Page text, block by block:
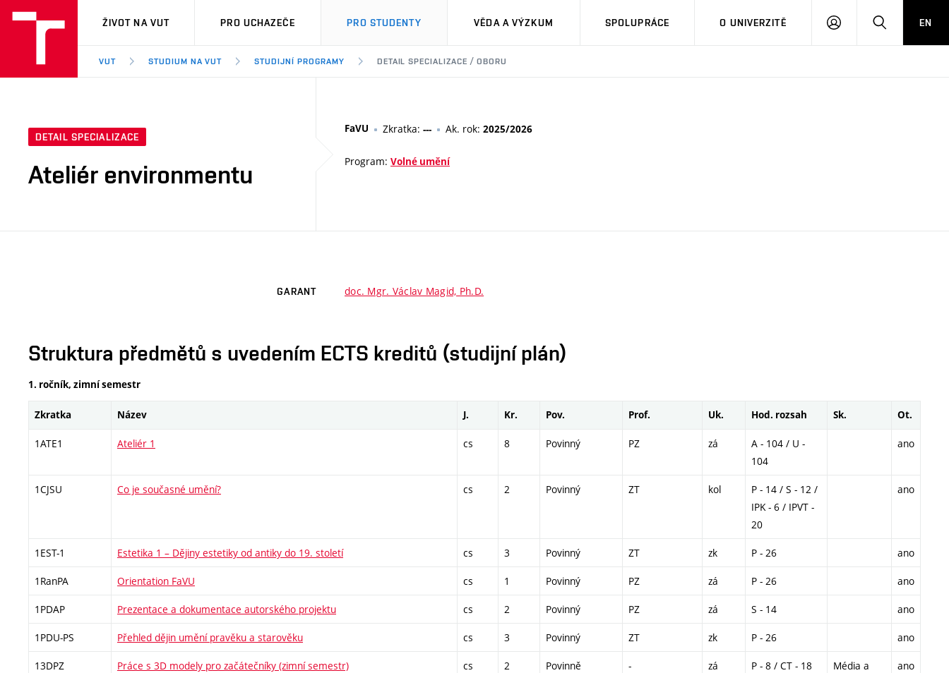
VUT
ŽIVOT NA VUT PRO UCHAZEČE PRO STUDENTY VĚDA A VÝZKUM SPOLUPRÁCE O UNIVERZITĚ
PŘIHLÁSIT HLEDATEN
VUT STUDIUM NA VUT STUDIJNÍ PROGRAMY DETAIL SPECIALIZACE / OBORU
DETAIL SPECIALIZACE
Ateliér environmentu
FaVU Zkratka: --- Ak. rok: 2025/2026
Program: Volné umění
GARANT doc. Mgr. Václav Magid, Ph.D.
Struktura předmětů s uvedením ECTS kreditů (studijní plán)
1. ročník, zimní semestr
Zkratka Název J. Kr. Pov. Prof. Uk. Hod. rozsah Sk. Ot.
1ATE1 Ateliér 1 cs 8 Povinný PZ zá
A - 104 / U -
104
ano
1CJSU Co je současné umění? cs 2 Povinný ZT kol
P - 14 / S - 12 /
IPK - 6 / IPVT -
20
ano
1EST-1 Estetika 1 – Dějiny estetiky od antiky do 19. století cs 3 Povinný ZT zk P - 26 ano
1RanPA Orientation FaVU cs 1 Povinný PZ zá P - 26 ano
1PDAP Prezentace a dokumentace autorského projektu cs 2 Povinný PZ zá S - 14 ano
1PDU-PS Přehled dějin umění pravěku a starověku cs 3 Povinný ZT zk P - 26 ano
13DPZ Práce s 3D modely pro začátečníky (zimní semestr) cs 2
Povinně
- zá P - 8 / CT - 18
Média a
ano